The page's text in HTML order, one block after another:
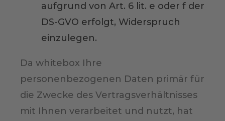
aufgrund von Art. 6 lit. e oder f der
DS-GVO erfolgt, Widerspruch
einzulegen.
Da whitebox Ihre
personenbezogenen Daten primär für
die Zwecke des Vertragsverhältnisses
mit Ihnen verarbeitet und nutzt, hat